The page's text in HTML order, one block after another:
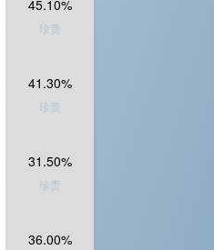
45.10%
珍贵
41.30%
珍贵
31.50%
珍贵
36.00%